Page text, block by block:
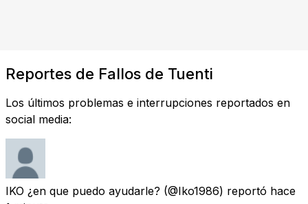
Reportes de Fallos de Tuenti
Los últimos problemas e interrupciones reportados en
social media:
IKO ¿en que puedo ayudarle? (@Iko1986) reportó hace